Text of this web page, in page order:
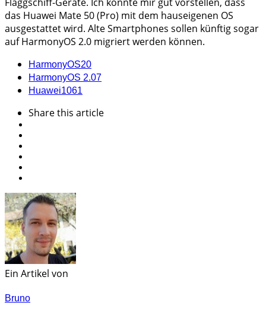
das Huawei Mate 50 (Pro) mit dem hauseigenen OS
ausgestattet wird. Alte Smartphones sollen künftig sogar
auf HarmonyOS 2.0 migriert werden können.
HarmonyOS20
HarmonyOS 2.07
Huawei1061
Sharethis article
Ein Artikel von
Bruno